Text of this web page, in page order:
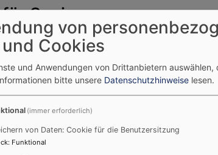
Senioren
von
Cookies
und Anwendungen von Drittanbietern auswählen,
bitte unsere Datenschutzhinweise lesen.
(immer erforderlich)
von Daten: Cookie für die Benutzersitzung
: Funktional